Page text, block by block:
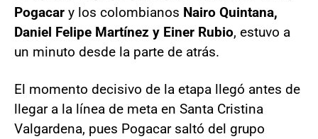
Pogacar y los colombianos Nairo Quintana,
Daniel Felipe Martínez y Einer Rubio, estuvo a
un minuto desde la parte de atrás.
El momento decisivo de la etapa llegó antes de
llegar a la línea de meta en Santa Cristina
Valgardena, pues Pogacar saltó del grupo